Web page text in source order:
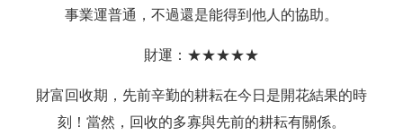
事業運普通，不過還是能得到他人的協助。
財運：★★★★★
財富回收期，先前辛勤的耕耘在今日是開花結果的時
刻！當然，回收的多寡與先前的耕耘有關係。